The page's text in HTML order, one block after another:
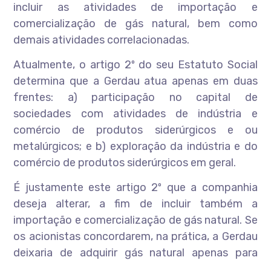
incluir as atividades de importação e
comercialização de gás natural, bem como
demais atividades correlacionadas.
Atualmente, o artigo 2º do seu Estatuto Social
determina que a Gerdau atua apenas em duas
frentes: a) participação no capital de
sociedades com atividades de indústria e
comércio de produtos siderúrgicos e ou
metalúrgicos; e b) exploração da indústria e do
comércio de produtos siderúrgicos em geral.
É justamente este artigo 2º que a companhia
deseja alterar, a fim de incluir também a
importação e comercialização de gás natural. Se
os acionistas concordarem, na prática, a Gerdau
deixaria de adquirir gás natural apenas para